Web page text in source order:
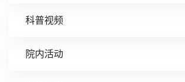
科普视频
院内活动